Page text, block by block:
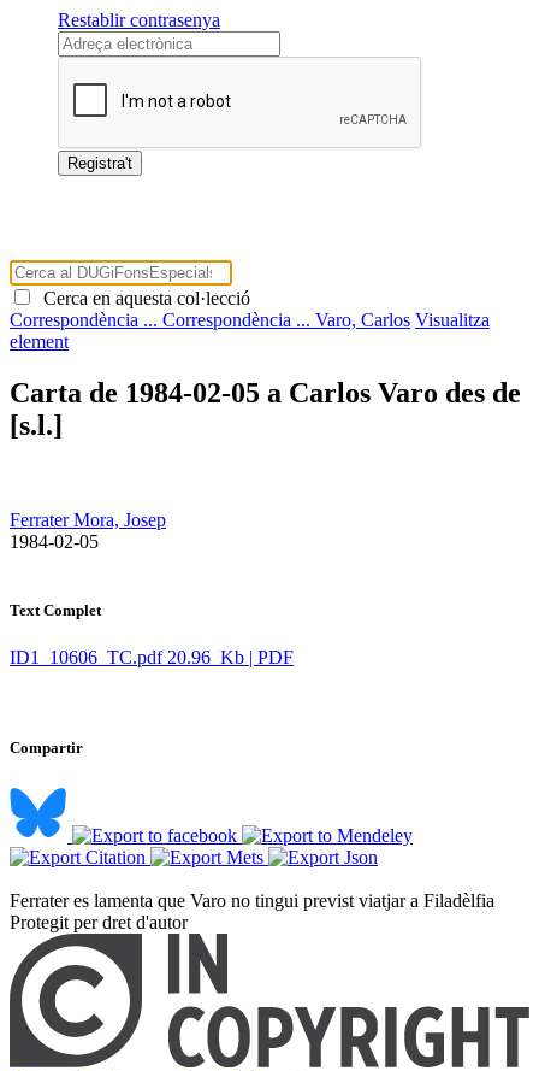
Restablir contrasenya
Cerca en aquesta col·lecció
Correspondència ... Correspondència ... Varo, Carlos Visualitza
element
Carta de 1984-02-05 a Carlos Varo des de
[s.l.]
Ferrater Mora, Josep
​ 1984-02-05
Text Complet
ID1_10606_TC.pdf 20.96 Kb | PDF
Compartir
Ferrater es lamenta que Varo no tingui previst viatjar a Filadèlfia ​
Protegit per dret d'autor